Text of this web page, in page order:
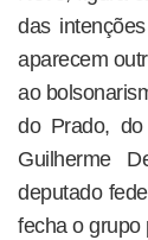
das
aparecem
ao
do Prado,
Guilherme
deputado
fecha o grupo